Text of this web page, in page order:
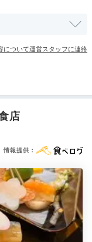
呂とヒノキの内
くれる装置や、
ないさん」も便
付トイレ
ーキャップ
しています。
について運営スタッフに連絡
店
情報提供：